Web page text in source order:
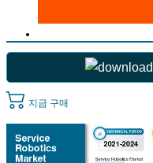
지금 구매